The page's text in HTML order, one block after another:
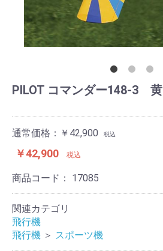
PILOT コマンダー148-3 黄
通常価格：￥42,900 税込
￥42,900 税込
商品コード： 17085
関連カテゴリ
飛行機
飛行機 ＞ スポーツ機